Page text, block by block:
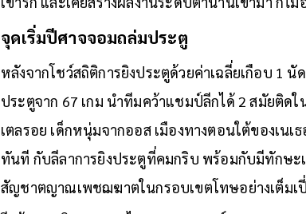
เขารัก และเคยสร้างผลงานระดับตำนานเข้ามา ก็ไม่
จุดเริ่มปีศาจจอมถล่มประตู
หลังจากโชว์สถิติการยิงประตูด้วยค่าเฉลี่ยเกือบ 1
ประตูจาก 67 เกม นำทีมคว้าแชมป์ลีกได้ 2 สมัยติด
เตลรอย เด็กหนุ่มจากออส เมืองทางตอนใต้ของเน
ทันที กับลีลาการยิงประตูที่คมกริบ พร้อมกับมีทักษะ